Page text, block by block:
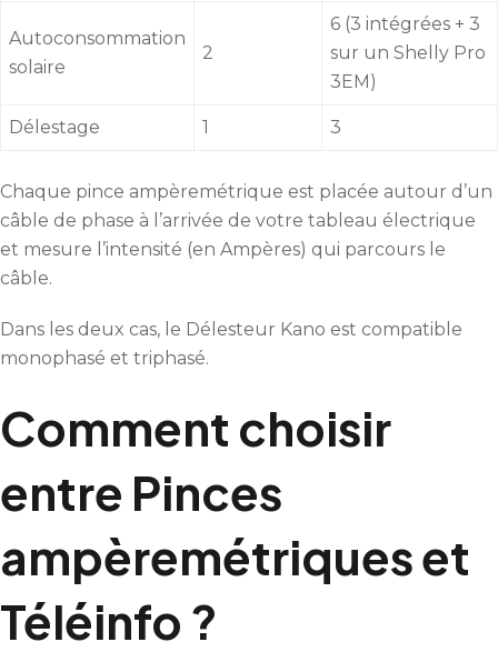
Autoconsommation
solaire
2
6 (3 intégrées + 3
sur un Shelly Pro
3EM)
Délestage 1 3
Chaque pince ampèremétrique est placée autour d’un
câble de phase à l’arrivée de votre tableau électrique
et mesure l’intensité (en Ampères) qui parcours le
câble.
Dans les deux cas, le Délesteur Kano est compatible
monophasé et triphasé.
Comment choisir
entre Pinces
ampèremétriques et
Téléinfo ?